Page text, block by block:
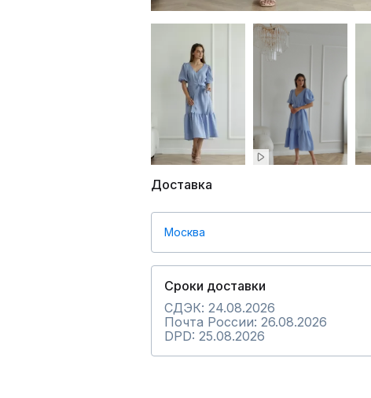
Доставка
Москва
Сроки доставки
СДЭК: 24.08.2026
Почта России: 26.08.2026
DPD: 25.08.2026